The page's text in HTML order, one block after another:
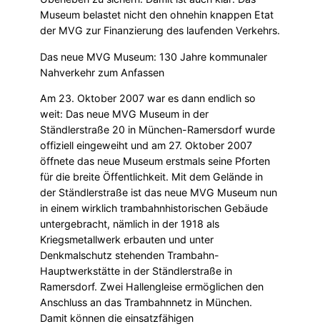
Museum belastet nicht den ohnehin knappen Etat
der MVG zur Finanzierung des laufenden Verkehrs.
Das neue MVG Museum: 130 Jahre kommunaler
Nahverkehr zum Anfassen
Am 23. Oktober 2007 war es dann endlich so
weit: Das neue MVG Museum in der
Ständlerstraße 20 in München-Ramersdorf wurde
offiziell eingeweiht und am 27. Oktober 2007
öffnete das neue Museum erstmals seine Pforten
für die breite Öffentlichkeit. Mit dem Gelände in
der Ständlerstraße ist das neue MVG Museum nun
in einem wirklich trambahnhistorischen Gebäude
untergebracht, nämlich in der 1918 als
Kriegsmetallwerk erbauten und unter
Denkmalschutz stehenden Trambahn-
Hauptwerkstätte in der Ständlerstraße in
Ramersdorf. Zwei Hallengleise ermöglichen den
Anschluss an das Trambahnnetz in München.
Damit können die einsatzfähigen